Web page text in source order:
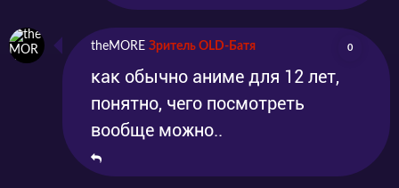
theMORE Зритель OLD-Батя 0
как обычно аниме для 12 лет,
понятно, чего посмотреть
вообще можно..